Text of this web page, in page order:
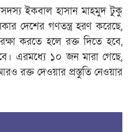
সদস্য ইকবাল হাসান মাহমুদ টুকু
দেশের গণতন্ত্র হরণ করেছে,
রক্ষা করতে হলে রক্ত দিতে হবে,
এরমধ্যে ১০ জন মারা গেছে,
রক্ত দেওয়ার প্রস্তুতি নেওয়ার